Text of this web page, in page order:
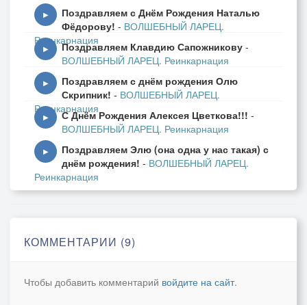
▶
Поздравляем с Днём Рождения Наталью
Фёдорову! - ВОЛШЕБНЫЙ ЛАРЕЦ.
Реинкарнация
▶ Поздравляем Клавдию Сапожникову -
ВОЛШЕБНЫЙ ЛАРЕЦ. Реинкарнация
▶
Поздравляем с днём рождения Олю
Скрипник! - ВОЛШЕБНЫЙ ЛАРЕЦ.
Реинкарнация
▶ С Днём Рождения Алексея Цветкова!!! -
ВОЛШЕБНЫЙ ЛАРЕЦ. Реинкарнация
▶
Поздравляем Элю (она одна у нас такая) с
днём рождения! - ВОЛШЕБНЫЙ ЛАРЕЦ.
Реинкарнация
КОММЕНТАРИИ (9)
Чтобы добавить комментарий войдите на сайт.